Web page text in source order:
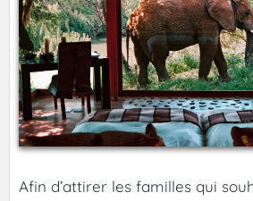
Afin d’attirer les familles qui